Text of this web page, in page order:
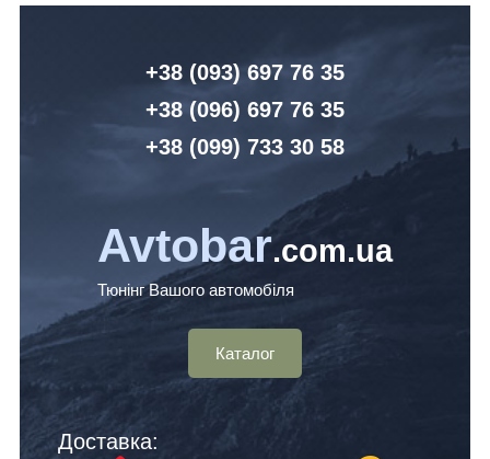
+38 (093) 697 76 35
+38 (096) 697 76 35
+38 (099) 733 30 58
Avtobar.com.ua
Тюнінг Вашого автомобіля
Каталог
Доставка: